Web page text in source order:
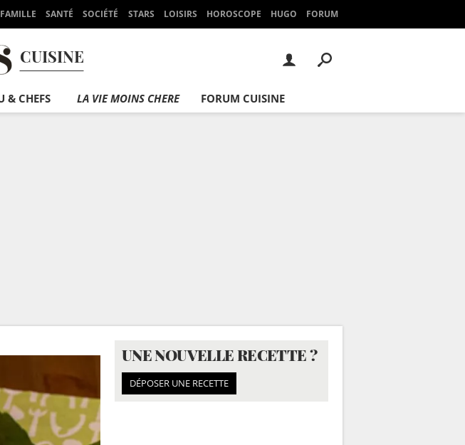
FAMILLE SANTÉ SOCIÉTÉ STARS LOISIRS HOROSCOPE HUGO FORUM
CUISINE
& CHEFS LA VIE MOINS CHERE FORUM CUISINE
UNE NOUVELLE RECETTE ?
DÉPOSER UNE RECETTE